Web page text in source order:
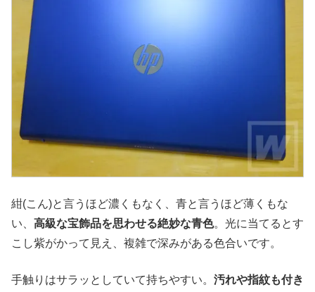
紺(こん)と言うほど濃くもなく、青と言うほど薄くもな
い、 高級な宝飾品を思わせる絶妙な青色。光に当てるとす
こし紫がかって見え、複雑で深みがある色合いです。
手触りはサラッとしていて持ちやすい。 汚れや指紋も付き